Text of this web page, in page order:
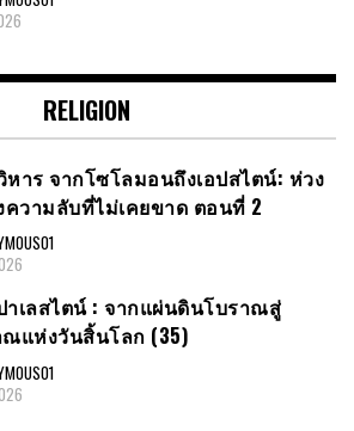
RELIGION
หาร จากโซโลมอนถึงเอปสไตน์: ห่วง
วามลับที่ไม่เคยขาด ตอนที่ 2
าเลสไตน์​ : จากแผ่นดินโบราณสู่
แห่งวันสิ้นโลก​ (35)